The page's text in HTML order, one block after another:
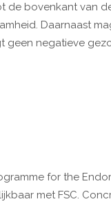
de bovenkant van
Daarnaast
geen negatieve
for the
met FSC.